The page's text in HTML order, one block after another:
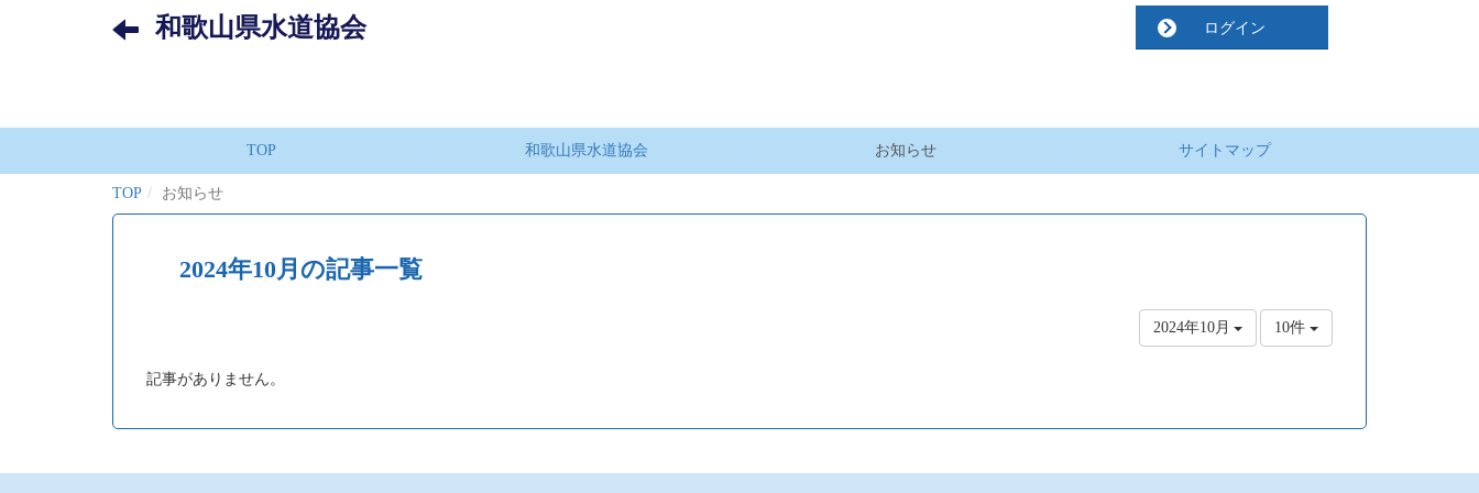
和歌山県水道協会 ログイン
TOP 和歌山県水道協会 お知らせ サイトマップ
TOP お知らせ
2024年10月の記事一覧
2024年10月 10件
記事がありません。